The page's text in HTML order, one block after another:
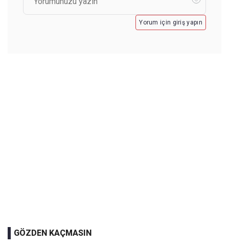
Yorum için giriş yapın
GÖZDEN KAÇMASIN